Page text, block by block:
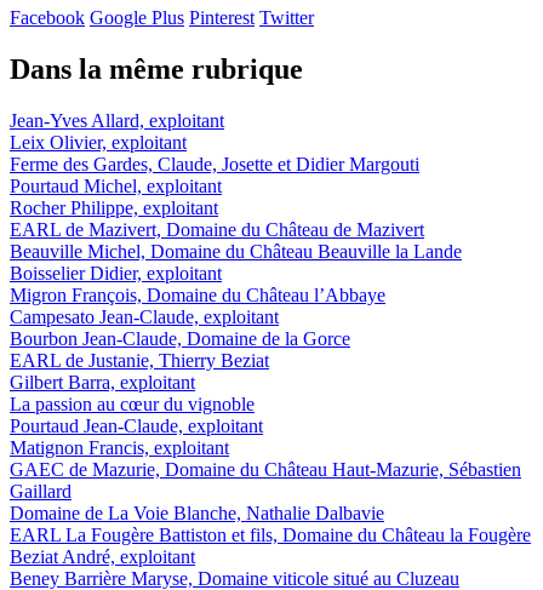
Facebook Google Plus Pinterest Twitter
Dans la même rubrique
Jean-Yves Allard, exploitant
Leix Olivier, exploitant
Ferme des Gardes, Claude, Josette et Didier Margouti
Pourtaud Michel, exploitant
Rocher Philippe, exploitant
EARL de Mazivert, Domaine du Château de Mazivert
Beauville Michel, Domaine du Château Beauville la Lande
Boisselier Didier, exploitant
Migron François, Domaine du Château l’Abbaye
Campesato Jean-Claude, exploitant
Bourbon Jean-Claude, Domaine de la Gorce
EARL de Justanie, Thierry Beziat
Gilbert Barra, exploitant
La passion au cœur du vignoble
Pourtaud Jean-Claude, exploitant
Matignon Francis, exploitant
GAEC de Mazurie, Domaine du Château Haut-Mazurie, Sébastien
Gaillard
Domaine de La Voie Blanche, Nathalie Dalbavie
EARL La Fougère Battiston et fils, Domaine du Château la Fougère
Beziat André, exploitant
Beney Barrière Maryse, Domaine viticole situé au Cluzeau